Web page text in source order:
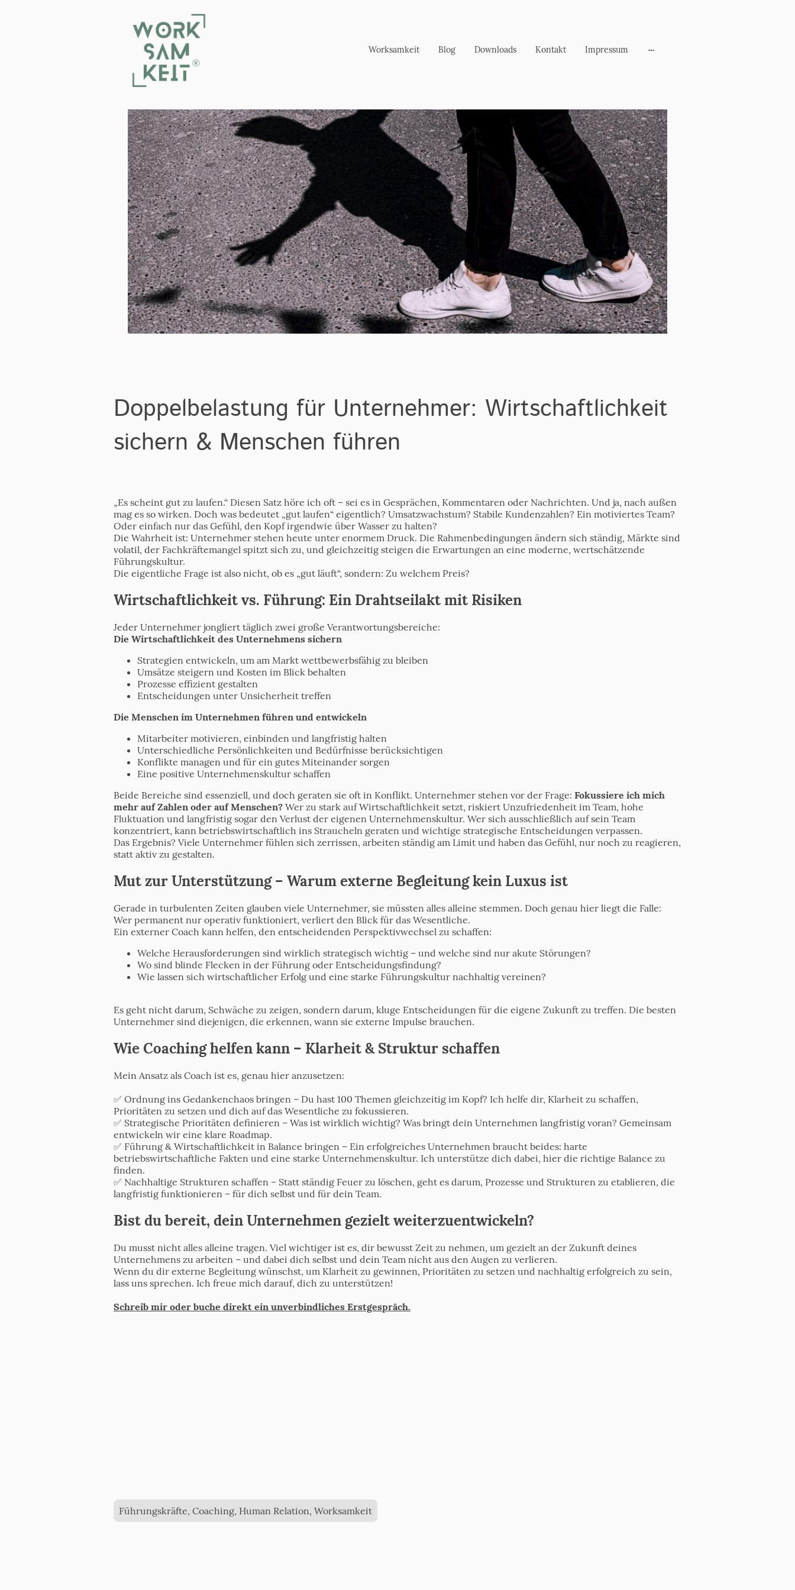
Worksamkeit Blog Downloads Kontakt Impressum
Doppelbelastung für Unternehmer: Wirtschaftlichkeit
sichern & Menschen führen
„Es scheint gut zu laufen.“ Diesen Satz höre ich oft – sei es in Gesprächen, Kommentaren oder Nachrichten. Und ja, nach außen
mag es so wirken. Doch was bedeutet „gut laufen“ eigentlich? Umsatzwachstum? Stabile Kundenzahlen? Ein motiviertes Team?
Oder einfach nur das Gefühl, den Kopf irgendwie über Wasser zu halten?
Die Wahrheit ist: Unternehmer stehen heute unter enormem Druck. Die Rahmenbedingungen ändern sich ständig, Märkte sind
volatil, der Fachkräftemangel spitzt sich zu, und gleichzeitig steigen die Erwartungen an eine moderne, wertschätzende
Führungskultur.
Die eigentliche Frage ist also nicht, ob es „gut läuft“, sondern: Zu welchem Preis?
Wirtschaftlichkeit vs. Führung: Ein Drahtseilakt mit Risiken
Jeder Unternehmer jongliert täglich zwei große Verantwortungsbereiche:
Die Wirtschaftlichkeit des Unternehmens sichern
Strategien entwickeln, um am Markt wettbewerbsfähig zu bleiben
Umsätze steigern und Kosten im Blick behalten
Prozesse effizient gestalten
Entscheidungen unter Unsicherheit treffen
Die Menschen im Unternehmen führen und entwickeln
Mitarbeiter motivieren, einbinden und langfristig halten
Unterschiedliche Persönlichkeiten und Bedürfnisse berücksichtigen
Konflikte managen und für ein gutes Miteinander sorgen
Eine positive Unternehmenskultur schaffen
Beide Bereiche sind essenziell, und doch geraten sie oft in Konflikt. Unternehmer stehen vor der Frage: Fokussiere ich mich
mehr auf Zahlen oder auf Menschen? Wer zu stark auf Wirtschaftlichkeit setzt, riskiert Unzufriedenheit im Team, hohe
Fluktuation und langfristig sogar den Verlust der eigenen Unternehmenskultur. Wer sich ausschließlich auf sein Team
konzentriert, kann betriebswirtschaftlich ins Straucheln geraten und wichtige strategische Entscheidungen verpassen.
Das Ergebnis? Viele Unternehmer fühlen sich zerrissen, arbeiten ständig am Limit und haben das Gefühl, nur noch zu reagieren,
statt aktiv zu gestalten.
Mut zur Unterstützung – Warum externe Begleitung kein Luxus ist
Gerade in turbulenten Zeiten glauben viele Unternehmer, sie müssten alles alleine stemmen. Doch genau hier liegt die Falle:
Wer permanent nur operativ funktioniert, verliert den Blick für das Wesentliche.
Ein externer Coach kann helfen, den entscheidenden Perspektivwechsel zu schaffen:
Welche Herausforderungen sind wirklich strategisch wichtig – und welche sind nur akute Störungen?
Wo sind blinde Flecken in der Führung oder Entscheidungsfindung?
Wie lassen sich wirtschaftlicher Erfolg und eine starke Führungskultur nachhaltig vereinen?
Es geht nicht darum, Schwäche zu zeigen, sondern darum, kluge Entscheidungen für die eigene Zukunft zu treffen. Die besten
Unternehmer sind diejenigen, die erkennen, wann sie externe Impulse brauchen.
Wie Coaching helfen kann – Klarheit & Struktur schaffen
Mein Ansatz als Coach ist es, genau hier anzusetzen:
✅ Ordnung ins Gedankenchaos bringen – Du hast 100 Themen gleichzeitig im Kopf? Ich helfe dir, Klarheit zu schaffen,
Prioritäten zu setzen und dich auf das Wesentliche zu fokussieren.
✅ Strategische Prioritäten definieren – Was ist wirklich wichtig? Was bringt dein Unternehmen langfristig voran? Gemeinsam
entwickeln wir eine klare Roadmap.
✅ Führung & Wirtschaftlichkeit in Balance bringen – Ein erfolgreiches Unternehmen braucht beides: harte
betriebswirtschaftliche Fakten und eine starke Unternehmenskultur. Ich unterstütze dich dabei, hier die richtige Balance zu
finden.
✅ Nachhaltige Strukturen schaffen – Statt ständig Feuer zu löschen, geht es darum, Prozesse und Strukturen zu etablieren, die
langfristig funktionieren – für dich selbst und für dein Team.
Bist du bereit, dein Unternehmen gezielt weiterzuentwickeln?
Du musst nicht alles alleine tragen. Viel wichtiger ist es, dir bewusst Zeit zu nehmen, um gezielt an der Zukunft deines
Unternehmens zu arbeiten – und dabei dich selbst und dein Team nicht aus den Augen zu verlieren.
Wenn du dir externe Begleitung wünschst, um Klarheit zu gewinnen, Prioritäten zu setzen und nachhaltig erfolgreich zu sein,
lass uns sprechen. Ich freue mich darauf, dich zu unterstützen!
Schreib mir oder buche direkt ein unverbindliches Erstgespräch.
Führungskräfte, Coaching, Human Relation, Worksamkeit